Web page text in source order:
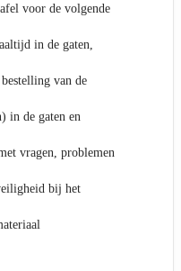
voor de volgende
in de gaten,
van de
in de gaten en
vragen, problemen
bij het